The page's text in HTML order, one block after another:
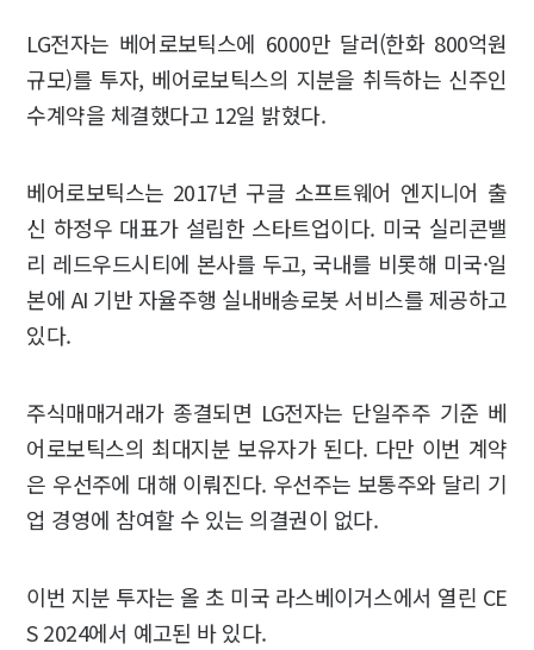
LG전자는 베어로보틱스에 6000만 달러(한화 800억원
규모)를 투자, 베어로보틱스의 지분을 취득하는 신주인
수계약을 체결했다고 12일 밝혔다.
베어로보틱스는 2017년 구글 소프트웨어 엔지니어 출
신 하정우 대표가 설립한 스타트업이다. 미국 실리콘밸
리 레드우드시티에 본사를 두고, 국내를 비롯해 미국·일
본에 AI 기반 자율주행 실내배송로봇 서비스를 제공하고
있다.
주식매매거래가 종결되면 LG전자는 단일주주 기준 베
어로보틱스의 최대지분 보유자가 된다. 다만 이번 계약
은 우선주에 대해 이뤄진다. 우선주는 보통주와 달리 기
업 경영에 참여할 수 있는 의결권이 없다.
이번 지분 투자는 올 초 미국 라스베이거스에서 열린 CE
S 2024에서 예고된 바 있다.